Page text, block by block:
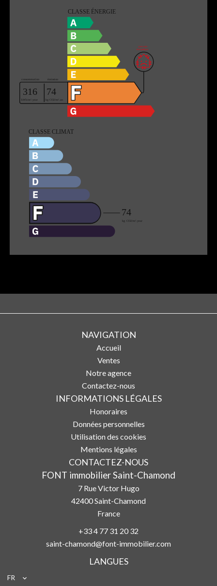
NAVIGATION
Accueil
Ventes
Notre agence
Contactez-nous
INFORMATIONS LÉGALES
Honoraires
Données personnelles
Utilisation des cookies
Mentions légales
CONTACTEZ-NOUS
FONT immobilier Saint-Chamond
7 Rue Victor Hugo
42400Saint-Chamond
France
+33 4 77 31 20 32
saint-chamond@font-immobilier.com
LANGUES
FR